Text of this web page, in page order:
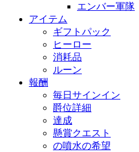
エンバー軍隊
アイテム
ギフトパック
ヒーロー
消耗品
ルーン
報酬
毎日サインイン
爵位詳細
達成
懸賞クエスト
の噴水の希望